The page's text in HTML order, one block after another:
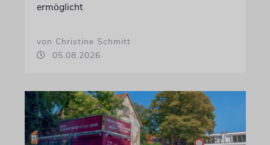
ermöglicht
von Christine Schmitt
05.08.2026